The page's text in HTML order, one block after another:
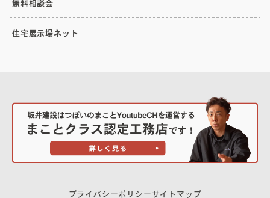
無料相談会
住宅展示場ネット
プライバシーポリシーサイトマップ